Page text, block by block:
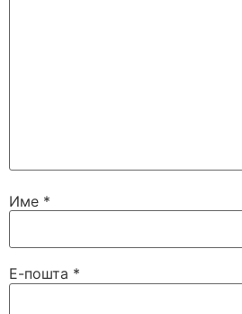
Име *
Е-пошта *